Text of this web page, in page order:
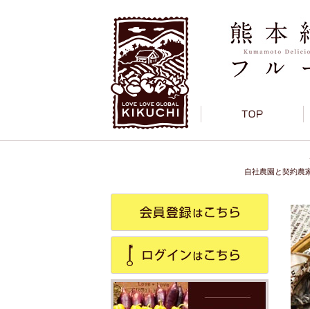
自社農園と契約農